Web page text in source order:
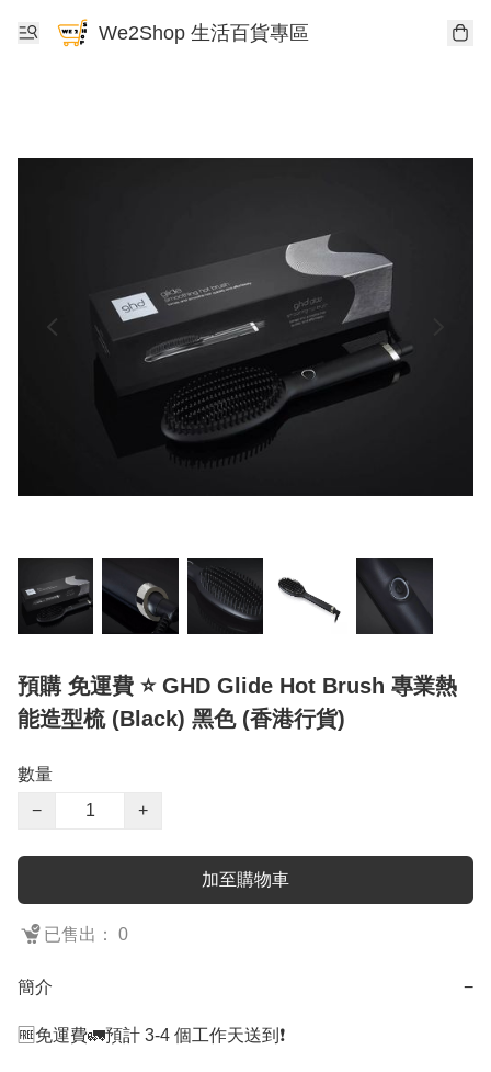
We2Shop 生活百貨專區
預購 免運費 ⭐️ GHD Glide Hot Brush 專業熱
能造型梳 (Black) 黑色 (香港行貨)
數量
−
+
加至購物車
已售出： 0
簡介 −
🆓免運費🚛預計 3-4 個工作天送到❗️